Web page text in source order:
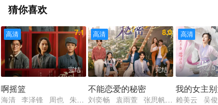
猜你喜欢
高清 7.1
完结
啊摇篮
海清 李泽锋 周也 朱锐 徐绍瑛 郎月婷 李芯逸 田征 刘润
高清 8.0
完结
不能恋爱的秘密
刘奕畅 袁雨萱 张思帆 许晓诺 千
高清
我的女主
赖美云 吴